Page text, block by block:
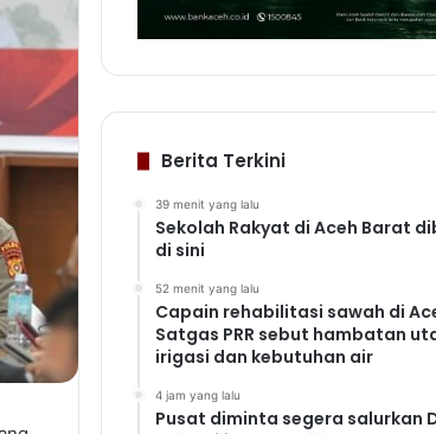
Berita Terkini
39 menit yang lalu
Sekolah Rakyat di Aceh Barat
di sini
52 menit yang lalu
Capain rehabilitasi sawah di
Satgas PRR sebut hambatan
irigasi dan kebutuhan air
4 jam yang lalu
Pusat diminta segera salurkan